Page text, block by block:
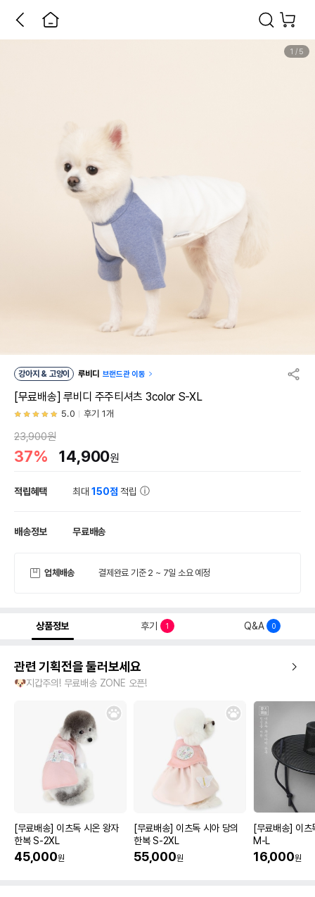
1 / 5
강아지 & 고양이 루비디 브랜드관 이동
[무료배송] 루비디 주주티셔츠 3color S-XL
5.0 후기 1개
23,900원
37% 14,900원
적립혜택 최대150점 적립
배송정보 무료배송
업체배송 결제완료 기준 2 ~ 7일 소요 예정
상품정보 후기 1 Q&A 0
관련 기획전을 둘러보세요
🐶지갑주의! 무료배송 ZONE 오픈!
[무료배송] 이츠독 시온 왕자
한복 S-2XL
45,000원
[무료배송] 이츠독 시아 당의
한복 S-2XL
55,000원
[무료배송] 이츠
M-L
16,000원